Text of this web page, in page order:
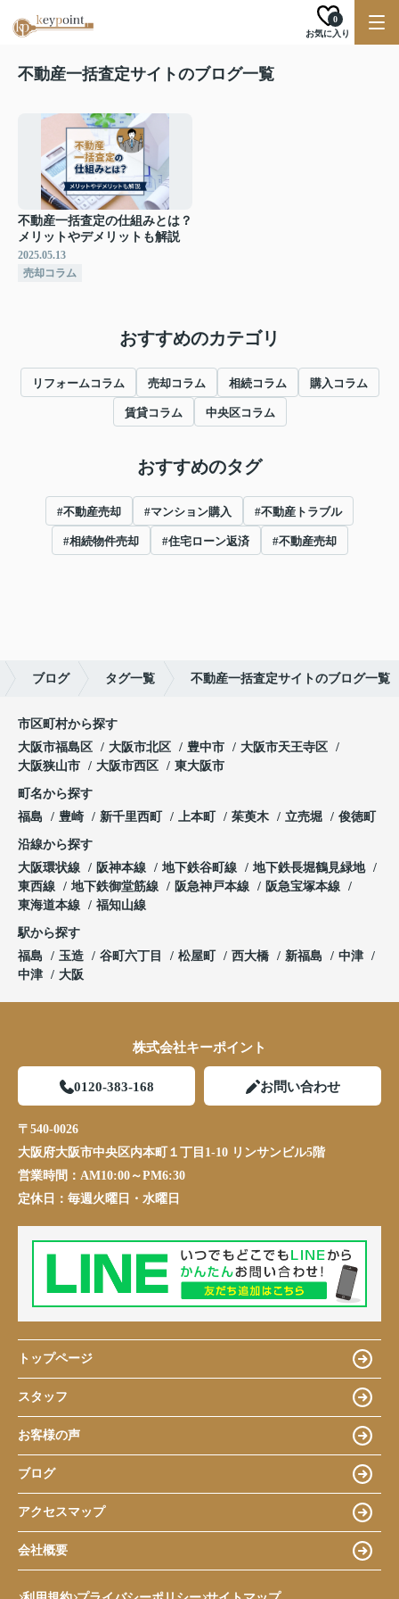
お気に入り
0
不動産一括査定サイトのブログ一覧
不動産一括査定の仕組みとは？
メリットやデメリットも解説
2025.05.13
売却コラム
おすすめのカテゴリ
リフォームコラム 売却コラム 相続コラム 購入コラム
賃貸コラム 中央区コラム
おすすめのタグ
#不動産売却 #マンション購入 #不動産トラブル
#相続物件売却 #住宅ローン返済 #不動産売却
ブログ タグ一覧 不動産一括査定サイトのブログ一覧
市区町村から探す
大阪市福島区
大阪市北区 豊中市
大阪市天王寺区
大阪狭山市
大阪市西区 東大阪市
町名から探す
福島
豊崎 新千里西町 上本町 茱萸木 立売堀 俊徳町
沿線から探す
大阪環状線
阪神本線 地下鉄谷町線
地下鉄長堀鶴見緑地
東西線
地下鉄御堂筋線 阪急神戸本線
阪急宝塚本線
東海道本線
福知山線
駅から探す
福島
玉造 谷町六丁目 松屋町 西大橋 新福島
中津
中津
大阪
株式会社キーポイント
0120-383-168 お問い合わせ
〒540-0026
大阪府大阪市中央区内本町１丁目1-10 リンサンビル5階
営業時間： AM10:00～PM6:30
定休日： 毎週火曜日・水曜日
トップページ
スタッフ
お客様の声
ブログ
アクセスマップ
会社概要